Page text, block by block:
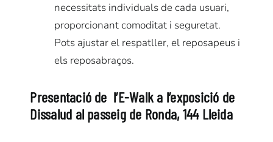
necessitats individuals de cada usuari,
proporcionant comoditat i seguretat.
Pots ajustar el respatller, el reposapeus i
els reposabraços.
Presentació de l’E-Walk a l’exposició de
Dissalud al passeig de Ronda, 144 Lleida